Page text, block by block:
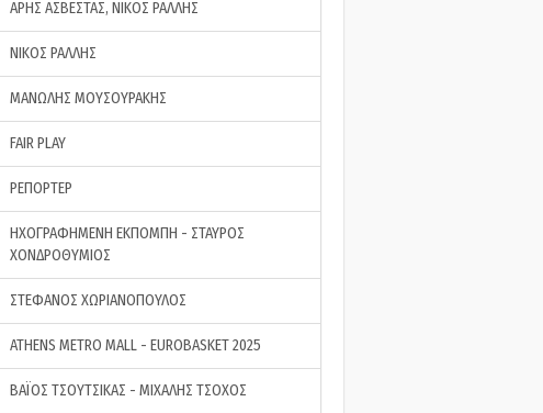
ΑΡΗΣ ΑΣΒΕΣΤΑΣ, ΝΙΚΟΣ ΡΑΛΛΗΣ
ΝΙΚΟΣ ΡΑΛΛΗΣ
ΜΑΝΩΛΗΣ ΜΟΥΣΟΥΡΑΚΗΣ
FAIR PLAY
ΡΕΠΟΡΤΕΡ
ΗΧΟΓΡΑΦΗΜΕΝΗ ΕΚΠΟΜΠΗ - ΣΤΑΥΡΟΣ
ΧΟΝΔΡΟΘΥΜΙΟΣ
ΣΤΕΦΑΝΟΣ ΧΩΡΙΑΝΟΠΟΥΛΟΣ
ATHENS METRO MALL - EUROBASKET 2025
ΒΑΪΟΣ ΤΣΟΥΤΣΙΚΑΣ - ΜΙΧΑΛΗΣ ΤΣΟΧΟΣ